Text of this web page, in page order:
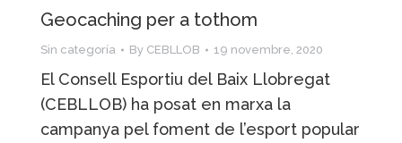
Geocaching per a tothom
Sin categoría By CEBLLOB 19 novembre, 2020
El Consell Esportiu del Baix Llobregat
(CEBLLOB) ha posat en marxa la
campanya pel foment de l’esport popular